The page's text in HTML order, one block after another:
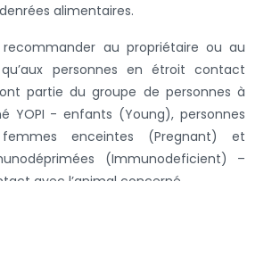
alimentaires.
au propriétaire ou au
personnes en étroit contact
partie du groupe de personnes à
YOPI - enfants (Young), personnes
enceintes (Pregnant) et
(Immunodeficient) –
avec l’animal concerné.